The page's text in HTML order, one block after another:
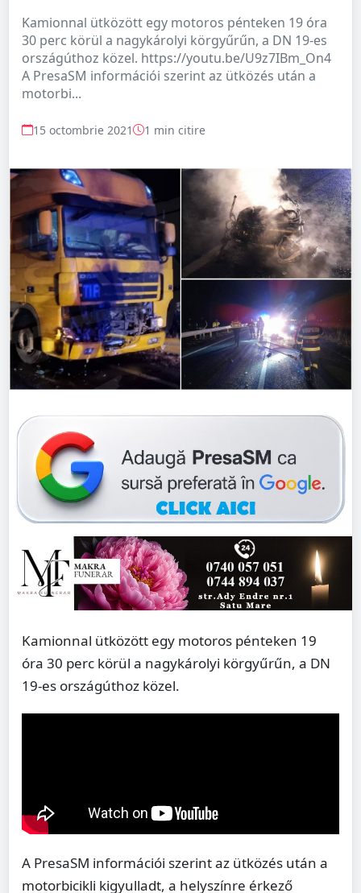
Kamionnal ütközött egy motoros pénteken 19 óra
30 perc körül a nagykárolyi körgyűrűn, a DN 19-es
országúthoz közel. https://youtu.be/U9z7IBm_On4
A PresaSM információi szerint az ütközés után a
motorbi...
15 octombrie 2021 1 min citire
Kamionnal ütközött egy motoros pénteken 19
óra 30 perc körül a nagykárolyi körgyűrűn, a DN
19-es országúthoz közel.
A PresaSM információi szerint az ütközés után a
motorbicikli kigyulladt, a helyszínre érkező